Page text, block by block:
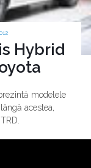
Hybrid
modelele
acestea,